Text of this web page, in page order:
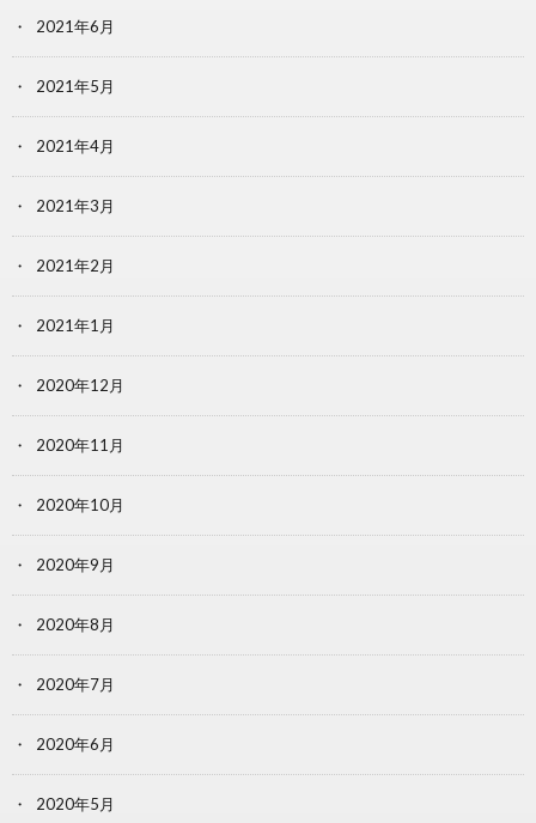
2021年6月
2021年5月
2021年4月
2021年3月
2021年2月
2021年1月
2020年12月
2020年11月
2020年10月
2020年9月
2020年8月
2020年7月
2020年6月
2020年5月